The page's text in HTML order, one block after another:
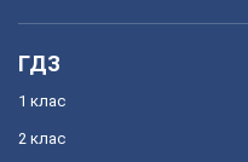
ГДЗ
1 клас
2 клас